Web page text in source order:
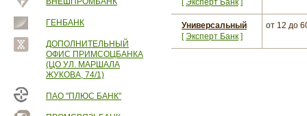
ГЕНБАНК
ДОПОЛНИТЕЛЬНЫЙ
ОФИС ПРИМСОЦБАНКА
(ЦО УЛ. МАРШАЛА
ЖУКОВА, 74/1)
ПАО "ПЛЮС БАНК"
[Эксперт Банк ]
Универсальный
[Эксперт Банк ]
от 12 до